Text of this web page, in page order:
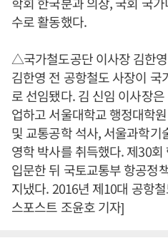
수로 활동했다.
△국가철도공단 이사장 김한영
김한영 전 공항철도 사장이
로 선임됐다. 김 신임 이사장
업하고 서울대학교 행정대학
및 교통공학 석사, 서울과학
영학 박사를 취득했다. 제30
입문한 뒤 국토교통부 항공정
지냈다. 2016년 제10대 공항
스포스트 조윤호 기자]